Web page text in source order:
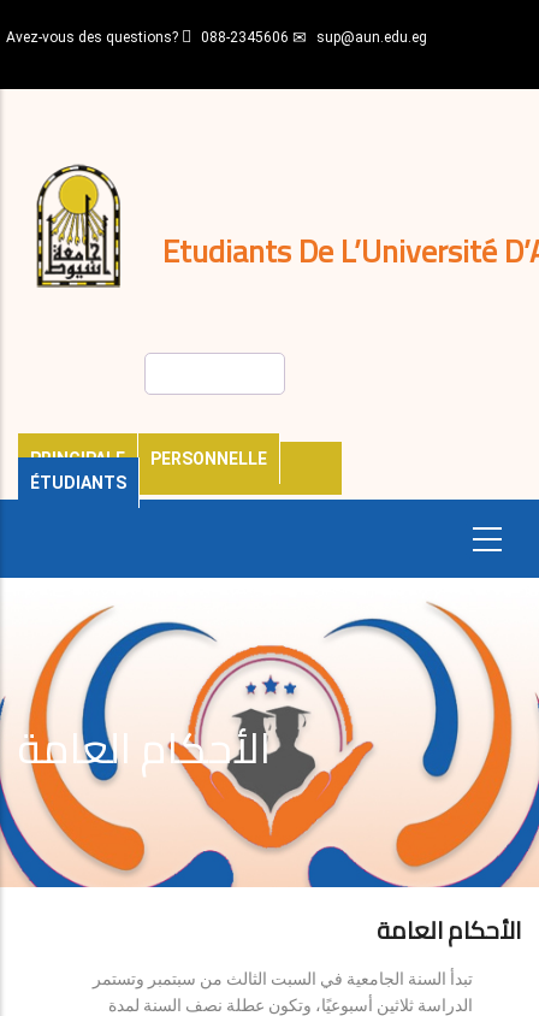
au
principal
Avez-vous des questions? 088-2345606 sup@aun.edu.eg
Etudiants De L’Université
PRINCIPALE
PERSONNELLE
ÉTUDIANTS
décisions
Expatriés
Journal
الأحكام العامة
الأحكام العامة
تبدأ السنة الجامعية في السبت الثالث من سبتمبر وتستمر
الدراسة ثلاثين أسبوعيًا، وتكون عطلة نصف السنة لمدة